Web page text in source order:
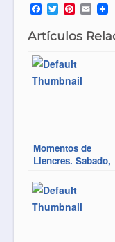
F
a
c
e
o
o
k
T
w
i
t
e
r
P
n
t
r
e
s
E
m
a
i
Artículos
Momentos de
Liencres. Sabado,